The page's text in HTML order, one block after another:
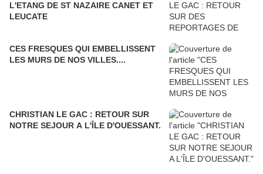
L'ETANG DE ST NAZAIRE CANET ET
LEUCATE
CES FRESQUES QUI EMBELLISSENT
LES MURS DE NOS VILLES....
CHRISTIAN LE GAC : RETOUR SUR
NOTRE SEJOUR A L'ÎLE D'OUESSANT.